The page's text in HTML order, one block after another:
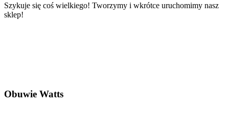
Szykuje się coś wielkiego! Tworzymy i wkrótce uruchomimy nasz
sklep!
Obuwie Watts